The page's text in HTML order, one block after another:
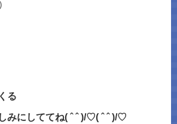
る
みにしててね( ˆ ˆ )/♡( ˆ ˆ )/♡